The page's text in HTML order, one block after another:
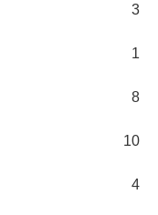
3
1
8
10
4